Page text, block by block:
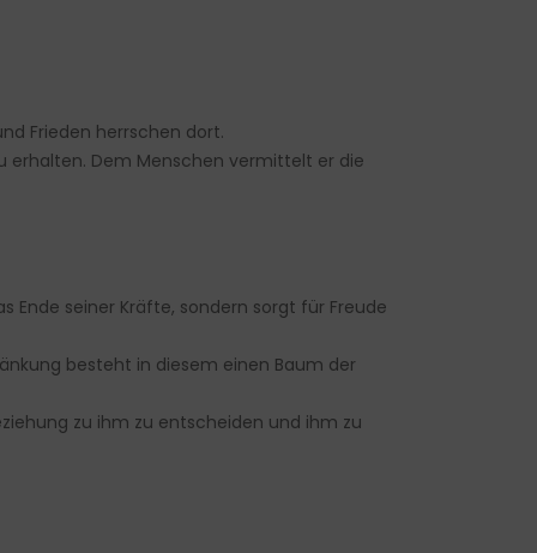
Frieden herrschen dort.
erhalten. Dem Menschen vermittelt er die
Ende seiner Kräfte, sondern sorgt für Freude
besteht in diesem einen Baum der
zu ihm zu entscheiden und ihm zu